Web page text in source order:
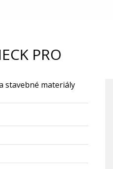
PRO
stavebné materiály